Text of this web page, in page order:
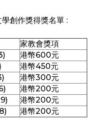
創作獎得獎名單 :
家教會獎項
港幣600元
港幣450元
港幣300元
港幣200元
港幣200元
港幣200元